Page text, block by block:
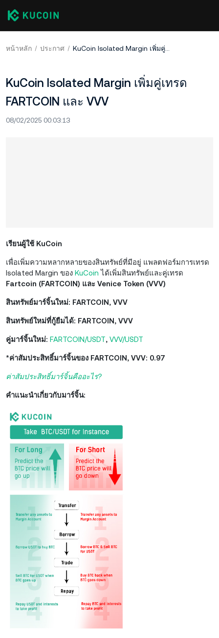
หน้าหลัก ประกาศ KuCoin Isolated Margin เพิ่มคู่เทรด FARTCOIN และ VVV
KuCoin Isolated Margin เพิ่มคู่เทรด
FARTCOIN และ VVV
08/02/2025 00:03:13
เรียนผู้ใช้ KuCoin
เพื่อเพิ่มความหลากหลายของสินทรัพย์ที่มีอยู่ แพลตฟอร์มการเทรด
Isolated Margin ของ KuCoin ได้เพิ่มสินทรัพย์และคู่เทรด
Fartcoin (FARTCOIN) และ Venice Token (VVV)
สินทรัพย์มาร์จิ้นใหม่: FARTCOIN, VVV
สินทรัพย์ใหม่ที่กู้ยืมได้: FARTCOIN, VVV
คู่มาร์จิ้นใหม่: FARTCOIN/USDT, VVV/USDT
*ค่าสัมประสิทธิ์มาร์จิ้นของ FARTCOIN, VVV: 0.97
ค่าสัมประสิทธิ์มาร์จิ้นคืออะไร?
คำแนะนำเกี่ยวกับมาร์จิ้น: